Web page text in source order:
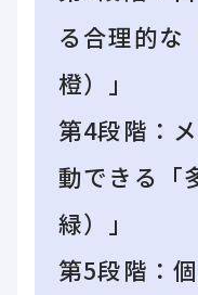
る合理的な
橙）」
第4段階：
動できる「
緑）」
第5段階：